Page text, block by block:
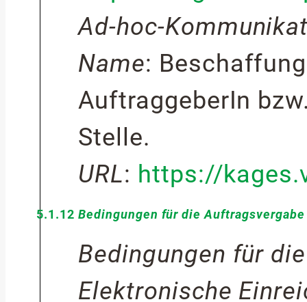
Ad-hoc-
Name:
AuftraggeberIn
Stelle.
URL: https://
5.1.12 Bedingungen für die Auftragsvergabe
Bedingungen für
Elektronische